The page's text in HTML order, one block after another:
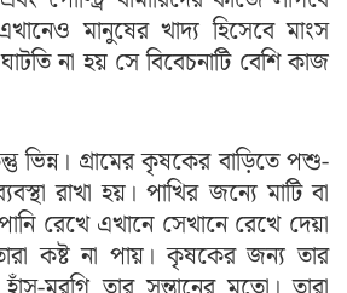
মানুষের খাদ্য হিসেবে মাংস
না হয় সে বিবেচনাটি বেশি কাজ
ভিন্ন। গ্রামের কৃষকের বাড়িতে পশু-
রাখা হয়। পাখির জন্যে মাটি বা
রেখে এখানে সেখানে রেখে দেয়া
কষ্ট না পায়। কৃষকের জন্য তার